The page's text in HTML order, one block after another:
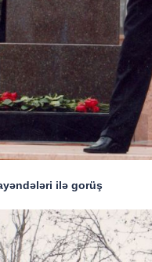
ilə gorüş